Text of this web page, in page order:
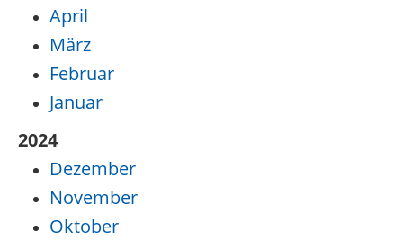
April
März
Februar
Januar
2024
Dezember
November
Oktober